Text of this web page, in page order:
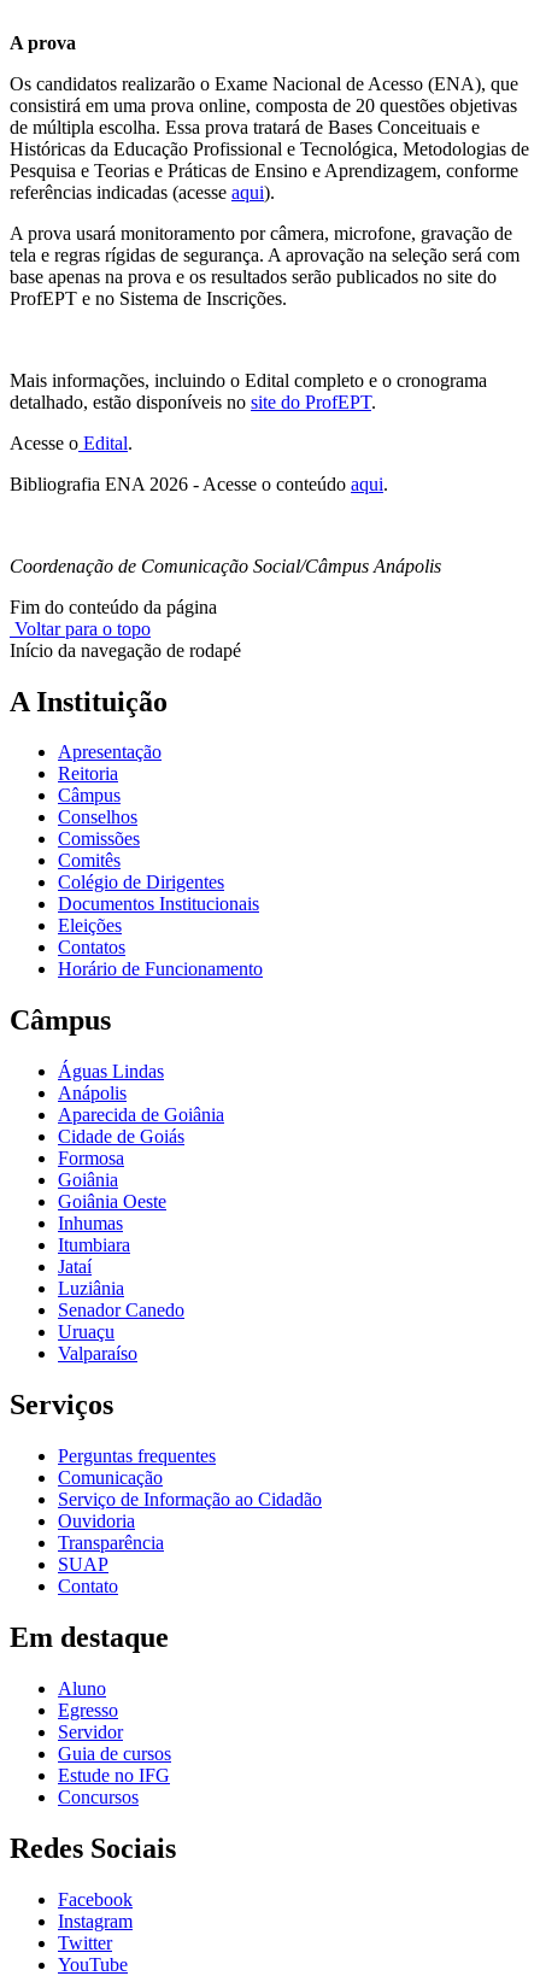
A prova
Os candidatos realizarão o Exame Nacional de Acesso (ENA), que
consistirá em uma prova online, composta de 20 questões objetivas
de múltipla escolha. Essa prova tratará de Bases Conceituais e
Históricas da Educação Profissional e Tecnológica, Metodologias de
Pesquisa e Teorias e Práticas de Ensino e Aprendizagem, conforme
referências indicadas (acesse aqui).
A prova usará monitoramento por câmera, microfone, gravação de
tela e regras rígidas de segurança. A aprovação na seleção será com
base apenas na prova e os resultados serão publicados no site do
ProfEPT e no Sistema de Inscrições.
Mais informações, incluindo o Edital completo e o cronograma
detalhado, estão disponíveis no site do ProfEPT.
Acesse o Edital.
Bibliografia ENA 2026 - Acesse o conteúdo aqui.
Coordenação de Comunicação Social/Câmpus Anápolis
Fim do conteúdo da página
Voltar para o topo
Início da navegação de rodapé
A Instituição
Apresentação
Reitoria
Câmpus
Conselhos
Comissões
Comitês
Colégio de Dirigentes
Documentos Institucionais
Eleições
Contatos
Horário de Funcionamento
Câmpus
Águas Lindas
Anápolis
Aparecida de Goiânia
Cidade de Goiás
Formosa
Goiânia
Goiânia Oeste
Inhumas
Itumbiara
Jataí
Luziânia
Senador Canedo
Uruaçu
Valparaíso
Serviços
Perguntas frequentes
Comunicação
Serviço de Informação ao Cidadão
Ouvidoria
Transparência
SUAP
Contato
Em destaque
Aluno
Egresso
Servidor
Guia de cursos
Estude no IFG
Concursos
Redes Sociais
Facebook
Instagram
Twitter
YouTube